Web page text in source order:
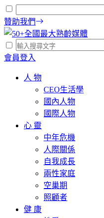
贊助我們
會員登入
人 物
CEO生活學
國內人物
國際人物
心 靈
中年危機
人際關係
自我成長
兩性家庭
空巢期
照顧者
健 康